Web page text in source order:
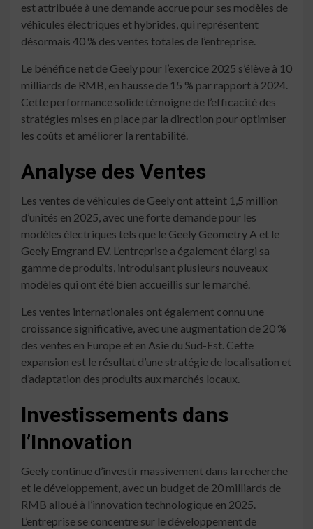
est attribuée à une demande accrue pour ses modèles de
véhicules électriques et hybrides, qui représentent
désormais 40 % des ventes totales de l’entreprise.
Le bénéfice net de Geely pour l’exercice 2025 s’élève à 10
milliards de RMB, en hausse de 15 % par rapport à 2024.
Cette performance solide témoigne de l’efficacité des
stratégies mises en place par la direction pour optimiser
les coûts et améliorer la rentabilité.
Analyse des Ventes
Les ventes de véhicules de Geely ont atteint 1,5 million
d’unités en 2025, avec une forte demande pour les
modèles électriques tels que le Geely Geometry A et le
Geely Emgrand EV. L’entreprise a également élargi sa
gamme de produits, introduisant plusieurs nouveaux
modèles qui ont été bien accueillis sur le marché.
Les ventes internationales ont également connu une
croissance significative, avec une augmentation de 20 %
des ventes en Europe et en Asie du Sud-Est. Cette
expansion est le résultat d’une stratégie de localisation et
d’adaptation des produits aux marchés locaux.
Investissements dans
l’Innovation
Geely continue d’investir massivement dans la recherche
et le développement, avec un budget de 20 milliards de
RMB alloué à l’innovation technologique en 2025.
L’entreprise se concentre sur le développement de